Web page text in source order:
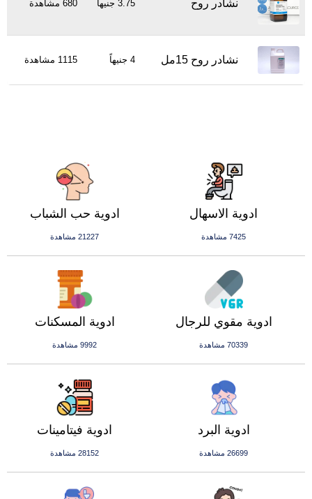
نشادر روح 3.75 جنيهاً 680 مشاهدة
نشادر روح 15مل 4 جنيهاً 1115 مشاهدة
ادوية حب الشباب
21227 مشاهدة
ادوية الاسهال
7425 مشاهدة
ادوية المسكنات
9992 مشاهدة
ادوية مقوي للرجال
70339 مشاهدة
ادوية فيتامينات
28152 مشاهدة
ادوية البرد
26699 مشاهدة